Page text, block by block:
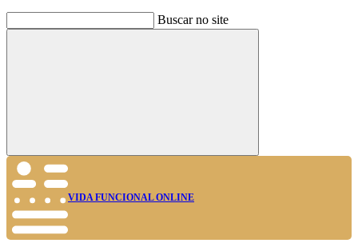
Buscar no site
Buscar
VIDA FUNCIONAL ONLINE